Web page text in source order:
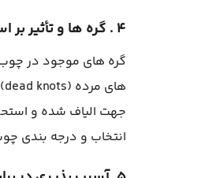
۴ . گره ها و تأثیر بر استحکام
گره های موجود در چوب
جهت الیاف شده و
انتخاب و درجه بندی